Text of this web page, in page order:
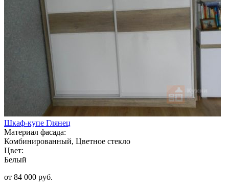
Шкаф-купе Глянец
Материал фасада:
Комбинированный, Цветное стекло
Цвет:
Белый
от 84 000 руб.